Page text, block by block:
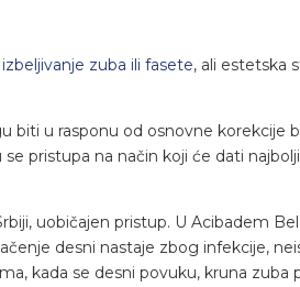
zuba ili fasete, ali estetska
u rasponu od osnovne korekcije
pristupa na način koji će dati
uobičajen pristup. U Acibadem
desni nastaje zbog infekcije,
kada se desni povuku, kruna zuba